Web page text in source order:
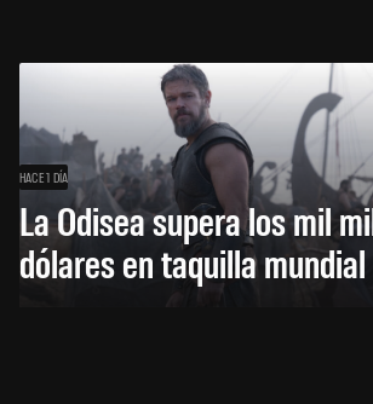
HACE 1 DÍA
La Odisea supera los mil
dólares en taquilla mundial